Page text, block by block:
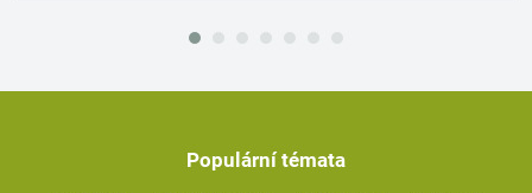
Populární témata